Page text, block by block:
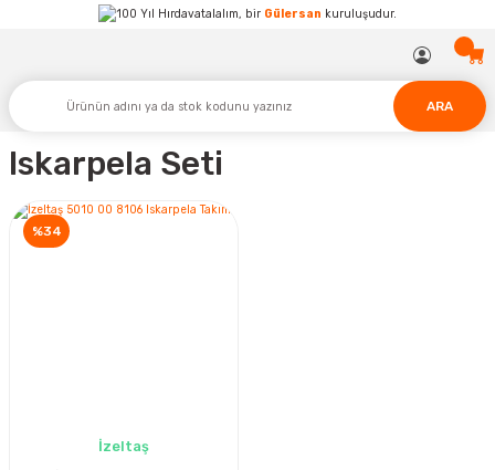
Hırdavatalalım, bir Gülersan kuruluşudur.
ARA
Iskarpela Seti
%34
İzeltaş